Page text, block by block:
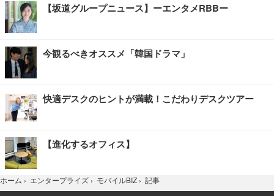
【坂道グループニュース】ーエンタメRBBー
今観るべきオススメ「韓国ドラマ」
快適デスクのヒントが満載！こだわりデスクツアー
【進化するオフィス】
ホーム › エンタープライズ › モバイルBIZ › 記事